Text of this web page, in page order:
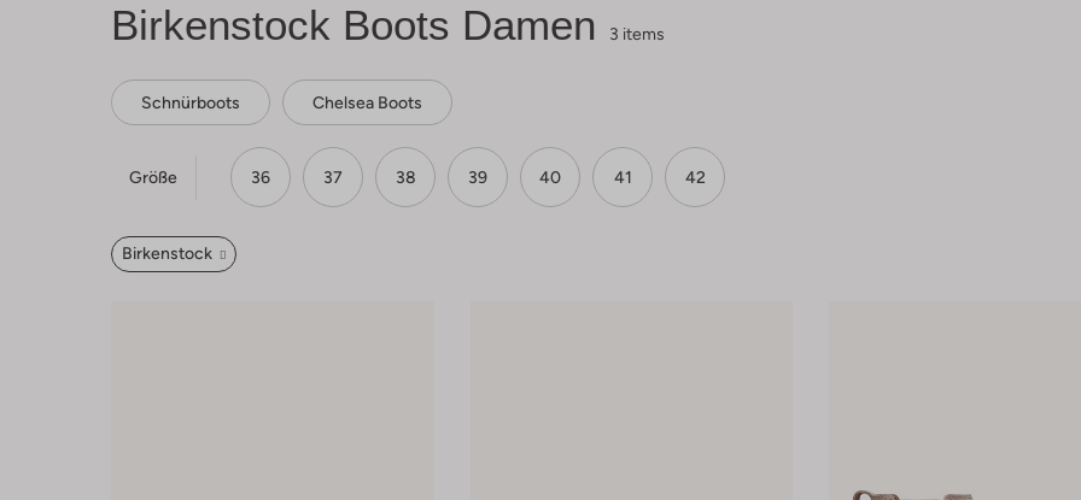
Birkenstock Boots Damen 3 items
Schnürboots Chelsea Boots
Größe 36 37 38 39 40 41 42
Birkenstock